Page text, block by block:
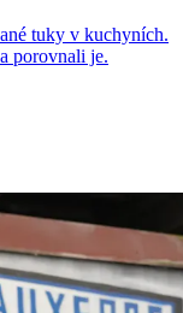
tuky v kuchyních.
porovnali je.